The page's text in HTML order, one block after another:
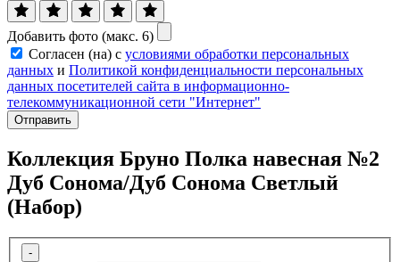
Добавить фото (макс. 6)
Согласен (на) с условиями обработки персональных
данных и Политикой конфиденциальности персональных
данных посетителей сайта в информационно-
телекоммуникационной сети "Интернет"
Отправить
Коллекция Бруно Полка навесная №2
Дуб Сонома/Дуб Сонома Светлый
(Набор)
-